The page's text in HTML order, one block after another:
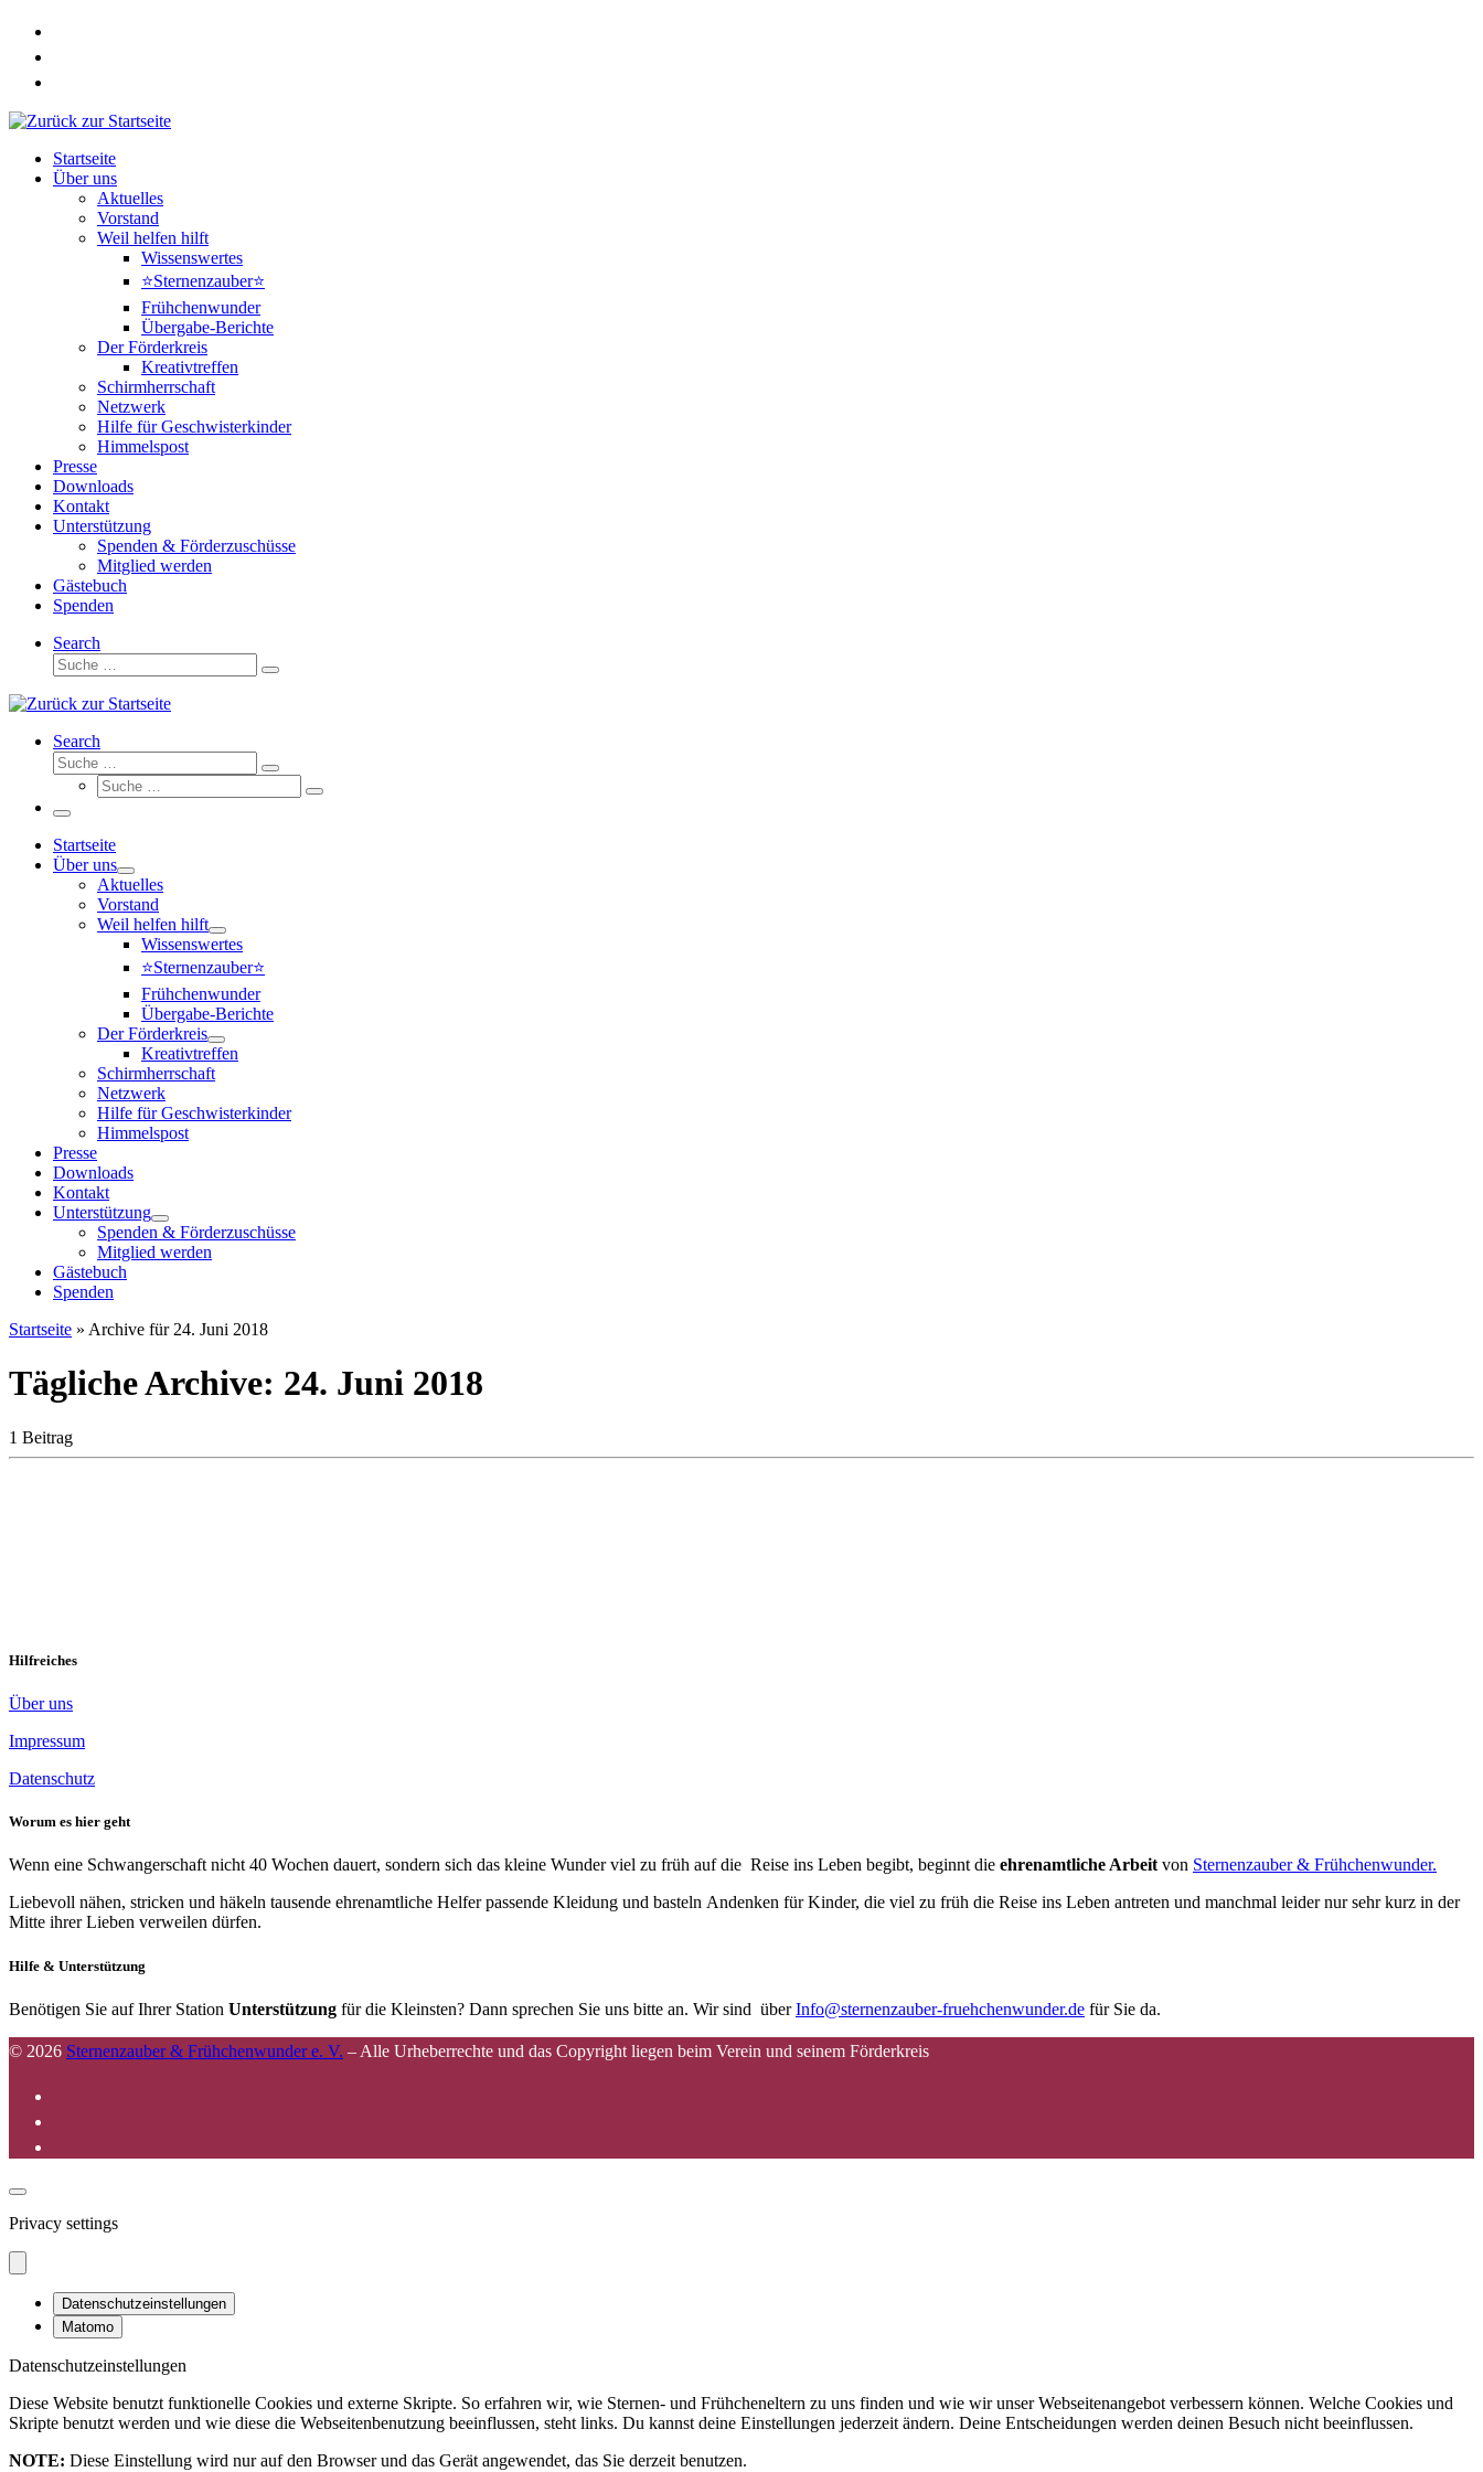
Zum
springen
Startseite
Über uns
Aktuelles
Vorstand
Weil helfen hilft
Wissenswertes
⭐Sternenzauber⭐
Frühchenwunder
Übergabe-Berichte
Der Förderkreis
Kreativtreffen
Schirmherrschaft
Netzwerk
Hilfe für Geschwisterkinder
Himmelspost
Presse
Downloads
Kontakt
Unterstützung
Spenden & Förderzuschüsse
Mitglied werden
Gästebuch
Spenden
Search
Suche
Suche
Search
Suche
Suche
Suche
Suche
Menü
Startseite
Über uns
Aktuelles
Vorstand
Weil helfen hilft
Wissenswertes
⭐Sternenzauber⭐
Frühchenwunder
Übergabe-Berichte
Der Förderkreis
Kreativtreffen
Schirmherrschaft
Netzwerk
Hilfe für Geschwisterkinder
Himmelspost
Presse
Downloads
Kontakt
Unterstützung
Spenden & Förderzuschüsse
Mitglied werden
Gästebuch
Spenden
Startseite » Archive für 24. Juni 2018
Tägliche Archive: 24. Juni 2018
1 Beitrag
Hilfreiches
Über uns
Impressum
Datenschutz
Worum es hier geht
Wenn eine Schwangerschaft nicht 40 Wochen dauert, sondern sich das kleine Wunder viel zu früh auf die Reise ins Leben begibt, beginnt die ehrenamtliche Arbeit von Sternenzauber & Frühchenwunder.
Liebevoll nähen, stricken und häkeln tausende ehrenamtliche Helfer passende Kleidung und basteln Andenken für Kinder, die viel zu früh die Reise ins Leben antreten und manchmal leider nur sehr kurz in der
Mitte ihrer Lieben verweilen dürfen.
Hilfe & Unterstützung
Benötigen Sie auf Ihrer Station Unterstützung für die Kleinsten? Dann sprechen Sie uns bitte an. Wir sind überInfo@sternenzauber-fruehchenwunder.de für Sie da.
© 2026 Sternenzauber & Frühchenwunder e. V. – Alle Urheberrechte und das Copyright liegen beim Verein und seinem Förderkreis
Privacy settings
Datenschutzeinstellungen
Matomo
Datenschutzeinstellungen
Diese Website benutzt funktionelle Cookies und externe Skripte. So erfahren wir, wie Sternen- und Frühcheneltern zu uns finden und wie wir unser Webseitenangebot verbessern können. Welche Cookies und
Skripte benutzt werden und wie diese die Webseitenbenutzung beeinflussen, steht links. Du kannst deine Einstellungen jederzeit ändern. Deine Entscheidungen werden deinen Besuch nicht beeinflussen.
NOTE: Diese Einstellung wird nur auf den Browser und das Gerät angewendet, das Sie derzeit benutzen.